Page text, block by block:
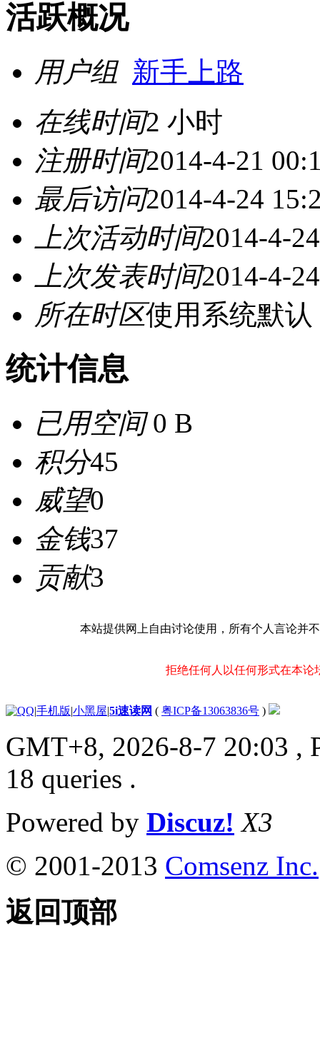
活跃概况
用户组 新手上路
在线时间2 小时
注册时间2014-4-21
最后访问2014-4-24
上次活动时间2014-4-
上次发表时间2014-4-
所在时区使用系统默认
统计信息
已用空间0 B
积分45
威望0
金钱37
贡献3
本站提供网上自由讨论使用，所有个人言论并
拒绝任何人以任何形式在本论
|手机版|小黑屋|5i速读网 ( 粤ICP备13063836号 )
GMT+8, 2026-8-7 20:03 ,
18 queries .
Powered by Discuz! X3
© 2001-2013 Comsenz Inc.
返回顶部